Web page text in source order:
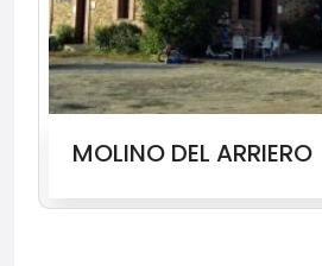
MOLINO DEL ARRIERO